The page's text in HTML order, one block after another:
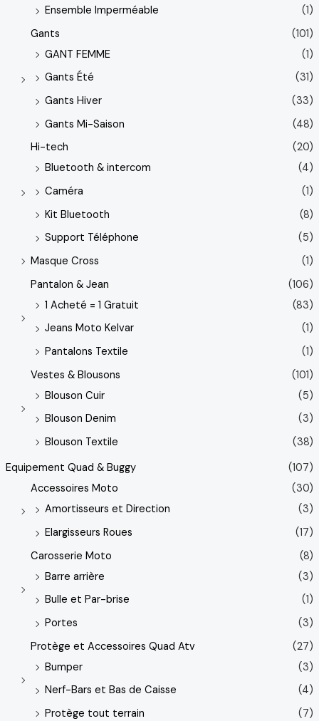
Ensemble Imperméable
(1)
Gants
(101)
GANT FEMME
(1)
Gants Été
(31)
Gants Hiver
(33)
Gants Mi-Saison
(48)
Hi-tech
(20)
Bluetooth & intercom
(4)
Caméra
(1)
Kit Bluetooth
(8)
Support Téléphone
(5)
Masque Cross
(1)
Pantalon & Jean
(106)
1 Acheté = 1 Gratuit
(83)
Jeans Moto Kelvar
(1)
Pantalons Textile
(1)
Vestes & Blousons
(101)
Blouson Cuir
(5)
Blouson Denim
(3)
Blouson Textile
(38)
Equipement Quad & Buggy
(107)
Accessoires Moto
(30)
Amortisseurs et Direction
(3)
Elargisseurs Roues
(17)
Carosserie Moto
(8)
Barre arrière
(3)
Bulle et Par-brise
(1)
Portes
(3)
Protège et Accessoires Quad Atv
(27)
Bumper
(3)
Nerf-Bars et Bas de Caisse
(4)
Protège tout terrain
(7)